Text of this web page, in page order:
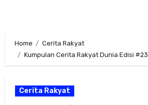
Home
Cerita Rakyat
Kumpulan Cerita Rakyat Dunia Edisi #23
Cerita Rakyat